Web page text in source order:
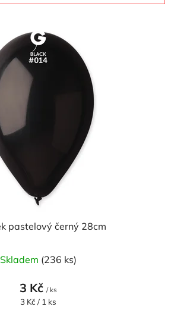
pastelový černý 28cm
Skladem (236 ks)
3 Kč / ks
Měrná
3 Kč / 1 ks